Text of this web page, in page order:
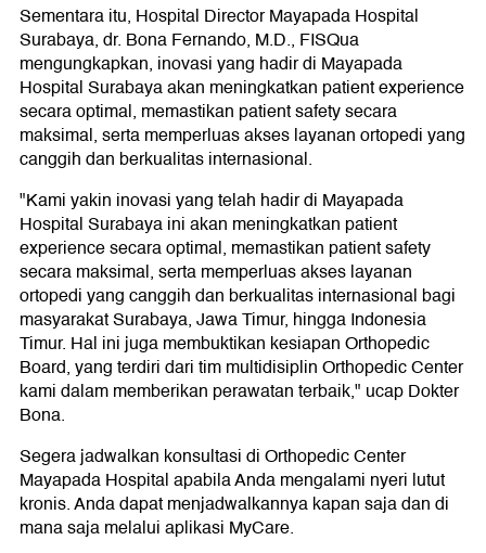
Sementara itu, Hospital Director Mayapada Hospital
Surabaya, dr. Bona Fernando, M.D., FISQua
mengungkapkan, inovasi yang hadir di Mayapada
Hospital Surabaya akan meningkatkan patient experience
secara optimal, memastikan patient safety secara
maksimal, serta memperluas akses layanan ortopedi yang
canggih dan berkualitas internasional.
"Kami yakin inovasi yang telah hadir di Mayapada
Hospital Surabaya ini akan meningkatkan patient
experience secara optimal, memastikan patient safety
secara maksimal, serta memperluas akses layanan
ortopedi yang canggih dan berkualitas internasional bagi
masyarakat Surabaya, Jawa Timur, hingga Indonesia
Timur. Hal ini juga membuktikan kesiapan Orthopedic
Board, yang terdiri dari tim multidisiplin Orthopedic Center
kami dalam memberikan perawatan terbaik," ucap Dokter
Bona.
Segera jadwalkan konsultasi di Orthopedic Center
Mayapada Hospital apabila Anda mengalami nyeri lutut
kronis. Anda dapat menjadwalkannya kapan saja dan di
mana saja melalui aplikasi MyCare.